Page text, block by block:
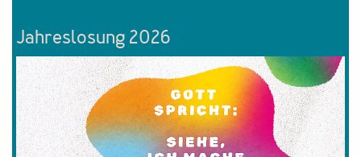
Jahreslosung 2026